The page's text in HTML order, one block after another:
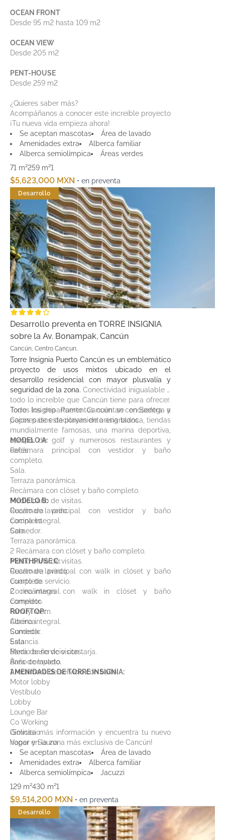
OCEAN FRONT
Desde 95 m2 hasta 109 m2
OCEAN VIEW
Desde 205 m2
PENT-HOUSE
Desde 259 m2
¿Quieres saber más?
Acompáñanos a conocer este increíble proyecto
¡Tu nueva vida empieza ahora!
Se aceptan mascotas
Área de lavado
Amenidades extra
Alberca familiar
Alberca semiolímpica
Áreas verdes
71 m²259 m²1
$5,623,000 MXN • en preventa
Desarrollo
Desarrollo preventa en TORRE INSIGNIA
sobre la Av. Bonampak, Cancún
Cancún, Centro Cancun,
Torre Insignia Puerto Cancún es un emblemático
proyecto de usos mixtos ubicado en el
desarrollo residencial con mayor plusvalía y
seguridad de la zona. Conectividad inigualable a
todo lo increíble que Cancún tiene para ofrecer.
Torre Insignia Puerto Cancún se encuentra a
pocos pasos de playas de arena blanca, tiendas
mundialmente famosas, una marina deportiva,
campo de golf y numerosos restaurantes y
cafés.
Todos los departamentos cuentan con Bodega y
Cajones de estacionamiento asignados.
MODELO A:
Recámara principal con vestidor y baño
completo.
Sala.
Terraza panorámica.
Recámara con clóset y baño completo.
Medio baño de visitas.
Cuarto de lavado.
Cocina integral.
Comedor.
MODELO B:
Recámara principal con vestidor y baño
completo.
Sala.
Terraza panorámica.
2 Recámara con clóset y baño completo.
Medio baño de visitas.
Cuarto de lavado.
Cuarto de servicio.
Cocina integral.
Comedor.
PENTHPUSE C:
Recámara principal con walk in clóset y baño
completo.
2 recámaras con walk in clóset y baño
completo.
Family room.
Cocina integral.
Comedor.
Sala.
Medio baño de visitas.
Área de lavado.
1 recámara de servicio con baño.
ROOFTOP:
Alberca.
Sundeck.
Estancia.
Barra de servicio con tarja.
Baño completo.
AMENIDADES DE TORRE INSIGNIA:
Motor lobby
Vestíbulo
Lobby
Lounge Bar
Co Working
Gimnasio
Vapor y Sauna
Baños y Vestidores
Área de spa y masajes
Cine
Teens Club
Simulador de Golf
Terraza Panorámica
Carrol de nado
¡Solicita más información y encuentra tu nuevo
hogar en la zona más exclusiva de Cancún!
Se aceptan mascotas
Área de lavado
Amenidades extra
Alberca familiar
Alberca semiolímpica
Jacuzzi
129 m²430 m²1
$9,514,200 MXN • en preventa
Desarrollo